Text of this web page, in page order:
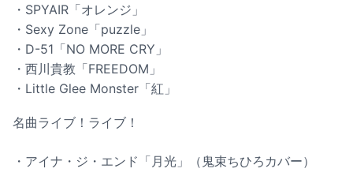
・SPYAIR「オレンジ」
・Sexy Zone「puzzle」
・D-51「NO MORE CRY」
・西川貴教「FREEDOM」
・Little Glee Monster「紅」
名曲ライブ！ライブ！
・アイナ・ジ・エンド「月光」（鬼束ちひろカバー）